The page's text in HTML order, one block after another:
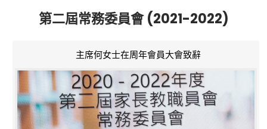
第二屆常務委員會 (2021-2022)
主席何女士在周年會員大會致辭